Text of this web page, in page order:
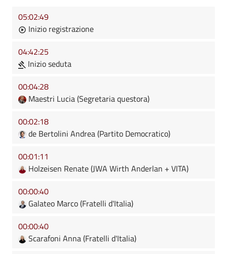
05:02:49
Inizio registrazione
04:42:25
Inizio seduta
00:04:28
Maestri Lucia (Segretaria questora)
00:02:18
de Bertolini Andrea (Partito Democratico)
00:01:11
Holzeisen Renate (JWA Wirth Anderlan + VITA)
00:00:40
Galateo Marco (Fratelli d'Italia)
00:00:40
Scarafoni Anna (Fratelli d'Italia)